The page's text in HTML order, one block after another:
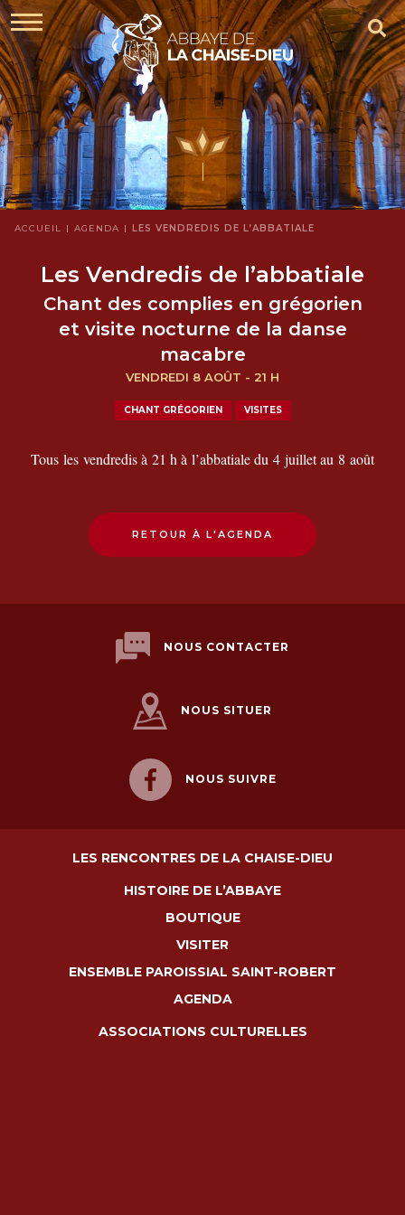
ACCUEIL AGENDA LES VENDREDIS DE L’ABBATIALE
Les Vendredis de l’abbatiale
Chant des complies en grégorien
et visite nocturne de la danse
macabre
VENDREDI 8 AOÛT - 21 H
CHANT GRÉGORIEN VISITES
Tous les vendredis à 21 h à l’abbatiale du 4 juillet au 8 août
RETOUR À L'AGENDA
NOUS CONTACTER
NOUS SITUER
NOUS SUIVRE
LES RENCONTRES DE LA CHAISE-DIEU
HISTOIRE DE L’ABBAYE
BOUTIQUE
VISITER
ENSEMBLE PAROISSIAL SAINT-ROBERT
AGENDA
ASSOCIATIONS CULTURELLES